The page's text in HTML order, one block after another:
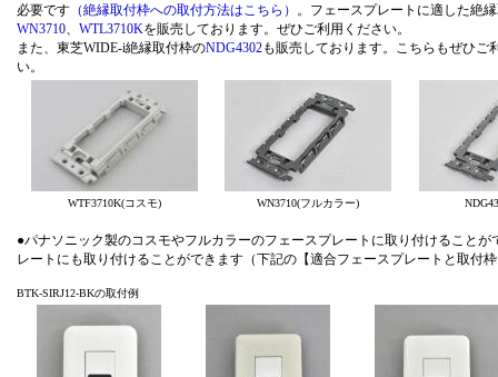
必要です （絶縁取付枠への取付方法はこちら）
。フェースプレートに適した絶
WN3710
WTL3710Kを販売しております。ぜひご利用ください。
また、東芝WIDE-i絶縁取付枠のNDG4302も販売しております。こちらもぜひご
い
WTF3710K(コスモ) WN3710(フルカラー)
●パナソニック製のコスモやフルカラーのフェースプレートに取り付けること
レートにも取り付けることができます（下記の【適合フェースプレートと取付
BTK-SIRJ12-BKの取付例